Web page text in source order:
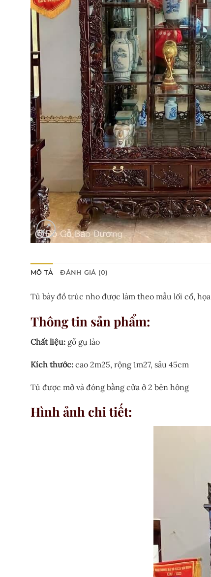
MÔ TẢ ĐÁNH GIÁ (0)
Tủ bày đồ trúc nho được làm theo mẫu lối cổ,
Thông tin sản phẩm:
Chất liệu: gỗ gụ lào
Kích thước: cao 2m25, rộng 1m27, sâu 45cm
Tủ được mở và đóng bằng cửa ở 2 bên hông
Hình ảnh chi tiết: